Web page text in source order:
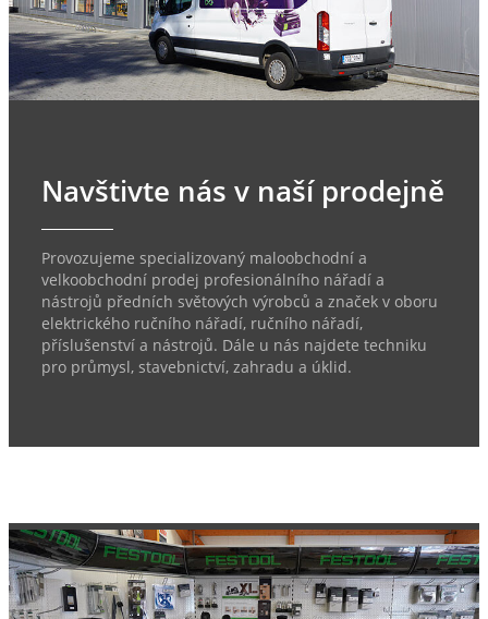
Navštivte nás v naší prodejně
Provozujeme specializovaný maloobchodní a
velkoobchodní prodej profesionálního nářadí a
nástrojů předních světových výrobců a značek v oboru
elektrického ručního nářadí, ručního nářadí,
příslušenství a nástrojů. Dále u nás najdete techniku
pro průmysl, stavebnictví, zahradu a úklid.